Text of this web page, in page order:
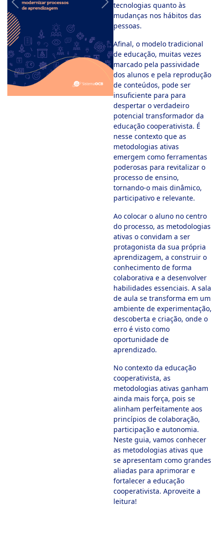
Previous Nexttecnologias quanto às
mudanças nos hábitos das
pessoas.
Afinal, o modelo tradicional
de educação, muitas vezes
marcado pela passividade
dos alunos e pela reprodução
de conteúdos, pode ser
insuficiente para para
despertar o verdadeiro
potencial transformador da
educação cooperativista. É
nesse contexto que as
metodologias ativas
emergem como ferramentas
poderosas para revitalizar o
processo de ensino,
tornando-o mais dinâmico,
participativo e relevante.
Ao colocar o aluno no centro
do processo, as metodologias
ativas o convidam a ser
protagonista da sua própria
aprendizagem, a construir o
conhecimento de forma
colaborativa e a desenvolver
habilidades essenciais. A sala
de aula se transforma em um
ambiente de experimentação,
descoberta e criação, onde o
erro é visto como
oportunidade de
aprendizado.
No contexto da educação
cooperativista, as
metodologias ativas ganham
ainda mais força, pois se
alinham perfeitamente aos
princípios de colaboração,
participação e autonomia.
Neste guia, vamos conhecer
as metodologias ativas que
se apresentam como grandes
aliadas para aprimorar e
fortalecer a educação
cooperativista. Aproveite a
leitura!